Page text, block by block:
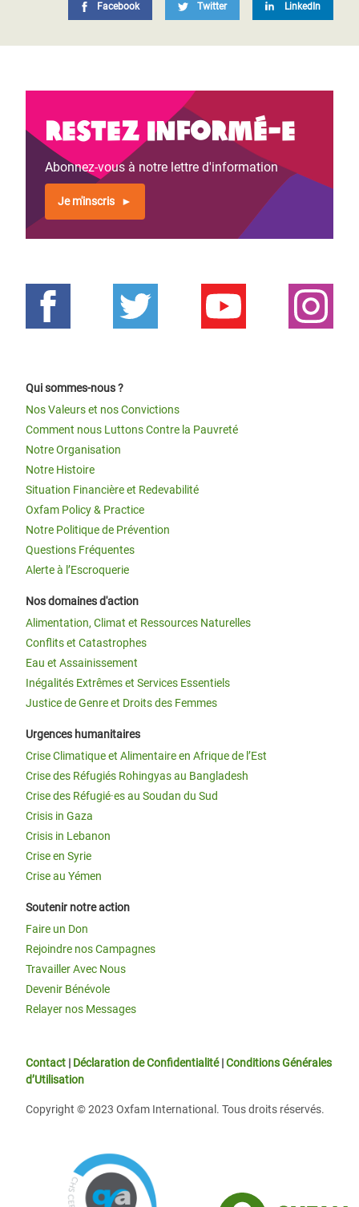
Facebook Twitter LinkedIn
Restez informé-e
Abonnez-vous à notre lettre d'information
Je m'inscris
Qui sommes-nous ?
Nos Valeurs et nos Convictions
Comment nous Luttons Contre la Pauvreté
Notre Organisation
Notre Histoire
Situation Financière et Redevabilité
Oxfam Policy & Practice
Notre Politique de Prévention
Questions Fréquentes
Alerte à l’Escroquerie
Nos domaines d'action
Alimentation, Climat et Ressources Naturelles
Conflits et Catastrophes
Eau et Assainissement
Inégalités Extrêmes et Services Essentiels
Justice de Genre et Droits des Femmes
Urgences humanitaires
Crise Climatique et Alimentaire en Afrique de l’Est
Crise des Réfugiés Rohingyas au Bangladesh
Crise des Réfugié·es au Soudan du Sud
Crisis in Gaza
Crisis in Lebanon
Crise en Syrie
Crise au Yémen
Soutenir notre action
Faire un Don
Rejoindre nos Campagnes
Travailler Avec Nous
Devenir Bénévole
Relayer nos Messages
Contact | Déclaration de Confidentialité|Conditions Générales
d’Utilisation
Copyright © 2023 Oxfam International. Tous droits réservés.